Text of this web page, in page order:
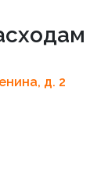
д. 2